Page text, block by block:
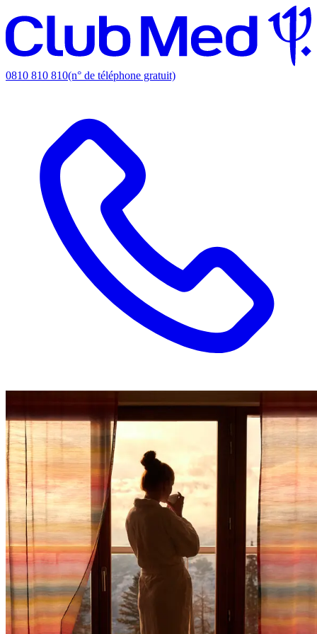
0810 810 810(n° de téléphone gratuit)